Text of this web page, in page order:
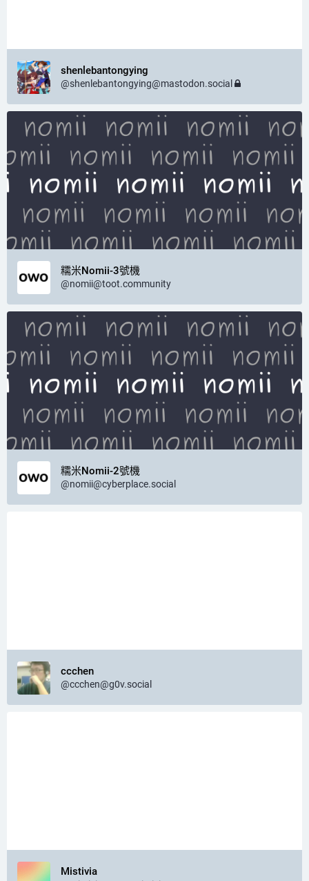
shenlebantongying
@shenlebantongying@mastodon.social
糯米Nomii-3號機
@nomii@toot.community
糯米Nomii-2號機
@nomii@cyberplace.social
ccchen
@ccchen@g0v.social
Mistivia